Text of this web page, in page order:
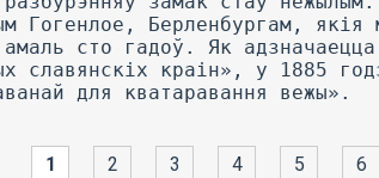
1 2 3 4 5 6